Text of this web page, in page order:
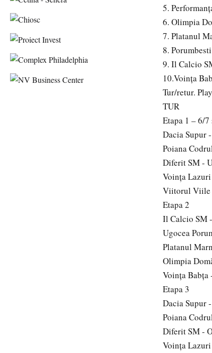
5.
6. Olimpia
7. Platanul
8. Porumbesti
9. Il Calcio
10.Voinţa
Tur/retur.
TUR
Etapa 1 – 6/
Dacia Supur
Poiana
Diferit SM -
Voinţa
Viitorul Viile
Etapa 2
Il Calcio SM
Ugocea
Platanul
Olimpia
Voinţa
Etapa 3
Dacia Supur
Poiana
Diferit SM -
Voinţa